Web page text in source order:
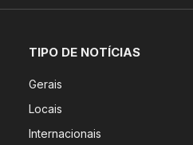
TIPO DE NOTÍCIAS
Gerais
Locais
Internacionais